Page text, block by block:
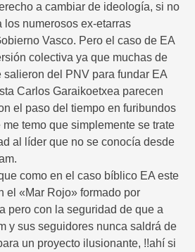
a cambiar de ideología, si no
los numerosos ex-etarras
Vasco. Pero el caso de EA
colectiva ya que muchas de
salieron del PNV para fundar EA
Carlos Garaikoetxea parecen
el paso del tiempo en furibundos
temo que simplemente se trate
al líder que no se conocía desde
como en el caso bíblico EA este
el «Mar Rojo» formado por
pero con la seguridad de que a
y sus seguidores nunca saldrá de
un proyecto ilusionante, !!ahí si